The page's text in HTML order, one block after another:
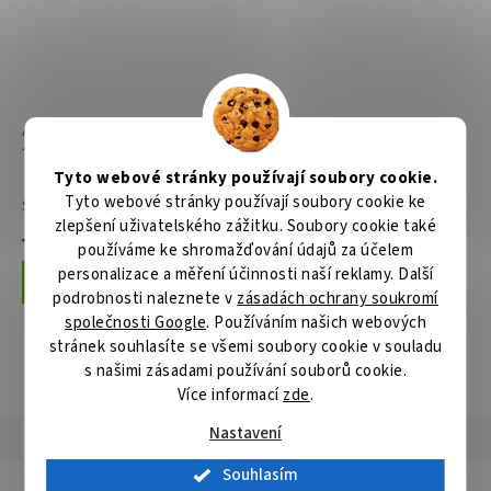
Tyto webové stránky používají soubory cookie.
Tyto webové stránky používají soubory cookie ke
zlepšení uživatelského zážitku. Soubory cookie také
používáme ke shromažďování údajů za účelem
personalizace a měření účinnosti naší reklamy. Další
podrobnosti naleznete v zásadách ochrany soukromí
společnosti Google. Používáním našich webových
stránek souhlasíte se všemi soubory cookie v souladu
s našimi zásadami používání souborů cookie.
Více informacízde.
Nastavení
Souhlasím
Aku pila ocaska Li-ion LXT
18V/5,0Ah
Skladem
11 079 Kč
Do košíku
Aku pila ocaska Li-ion LXT
Skladem
3 659 Kč
Do košíku
ZOBRAZIT VŠECHNY SOUVISEJÍCÍ PRODUKTY
Diskuze